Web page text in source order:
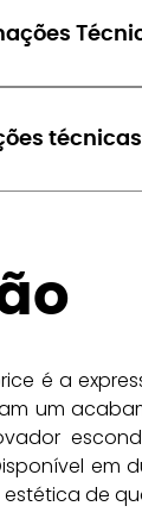
técnicas
é a
um
em
de